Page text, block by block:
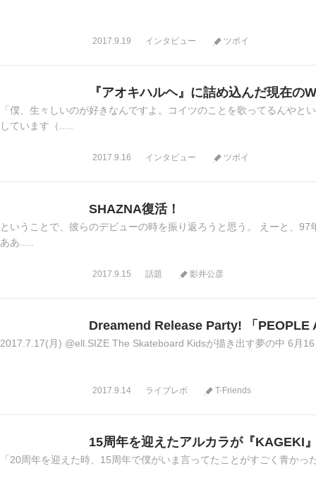
2017.9.19 インタビュー ツボイ
『アオキハルヘ』に詰め込んだ現在の
「僕、生々しいのが好きなんですよ。コイツのことを歌ってるんやと
しています（.....
2017.9.16 インタビュー ツボイ
SHAZNA復活！
ということで、彼らのデビューの時を振り返ろうと思う。 えーと、
ああ.....
2017.9.15 話題 影井公彦
Dreamend Release Party! 「PEOPLE
2017.7.17(月) @ell.SIZE The Skateboard Kidsが描き出す夢の中 6月
2017.9.14 ライブレポ T-Friends
15周年を迎えたアルカラが『KAGEKI
「20周年を迎えた時、15周年で僕がいま言ってたことがすごく青か